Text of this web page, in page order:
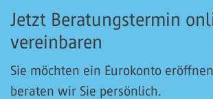
Jetzt Beratungstermin
vereinbaren
Sie möchten ein Eurokonto
beraten wir Sie persönlich.